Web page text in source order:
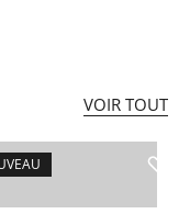
VOIR TOUT